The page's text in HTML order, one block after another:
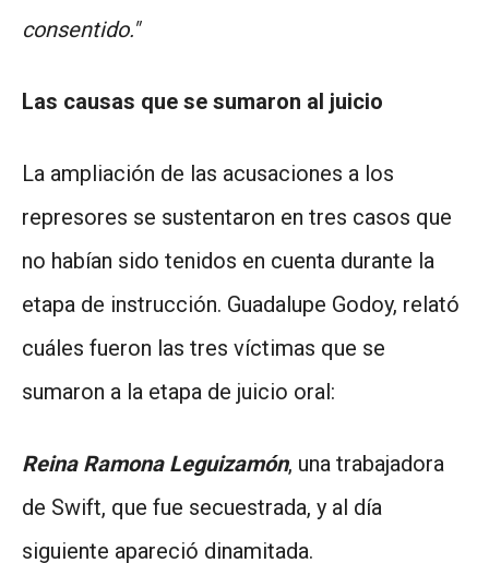
consentido."
Las causas que se sumaron al juicio
La ampliación de las acusaciones a los
represores se sustentaron en tres casos que
no habían sido tenidos en cuenta durante la
etapa de instrucción. Guadalupe Godoy, relató
cuáles fueron las tres víctimas que se
sumaron a la etapa de juicio oral:
Reina Ramona Leguizamón, una trabajadora
de Swift, que fue secuestrada, y al día
siguiente apareció dinamitada.